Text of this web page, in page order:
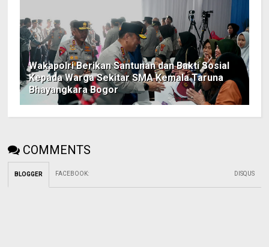
Wakapolri Berikan Santunan dan Bakti Sosial
Kepada Warga Sekitar SMA Kemala Taruna
Bhayangkara Bogor
COMMENTS
BLOGGER FACEBOOK: DISQUS